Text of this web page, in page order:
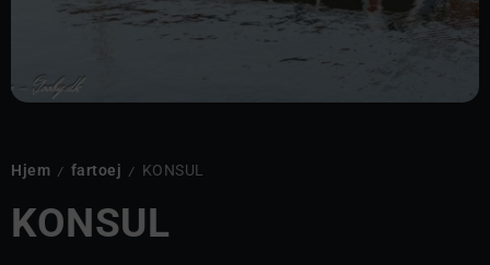
Hjem / fartoej / KONSUL
KONSUL